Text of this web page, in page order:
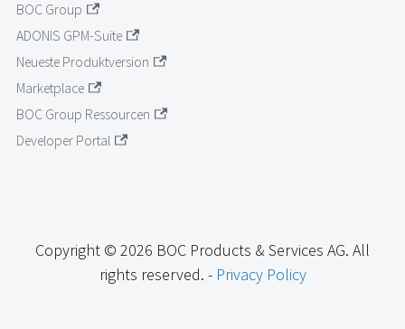
BOC Group
ADONIS GPM-Suite
Neueste Produktversion
Marketplace
BOC Group Ressourcen
Developer Portal
Copyright © 2026 BOC Products & Services AG. All
rights reserved. - Privacy Policy